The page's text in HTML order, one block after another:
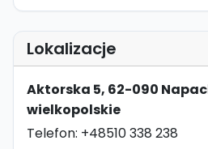
Lokalizacje
Aktorska 5, 62-090
wielkopolskie
Telefon: +48510 338 238